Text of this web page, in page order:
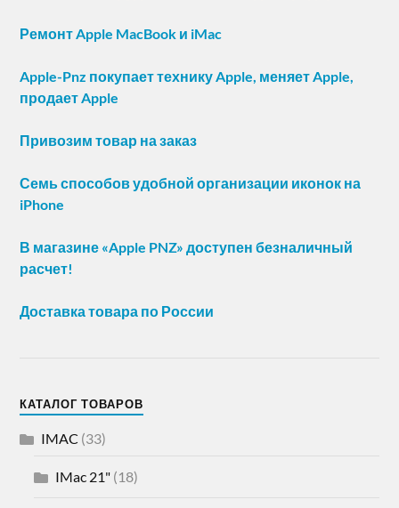
Ремонт Apple MacBook и iMac
Apple-Pnz покупает технику Apple, меняет Apple,
продает Apple
Привозим товар на заказ
Семь способов удобной организации иконок на
iPhone
В магазине «Apple PNZ» доступен безналичный
расчет!
Доставка товара по России
КАТАЛОГ ТОВАРОВ
IMAC (33)
IMac 21" (18)